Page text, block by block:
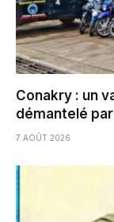
Conakry : un
démantelé
7 AOÛT 2026